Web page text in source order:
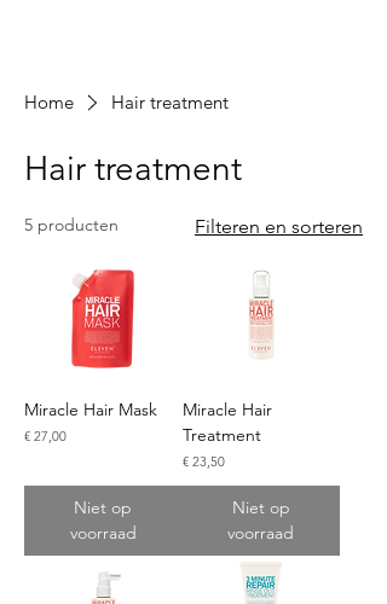
Home Hair treatment
Hair treatment
5 producten Filteren en sorteren
Miracle Hair Mask
Prijs
€ 27,00
Niet op
voorraad
Miracle Hair
Treatment
Prijs
€ 23,50
Niet op
voorraad